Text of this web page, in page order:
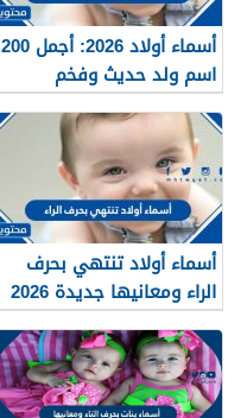
أسماء أولاد 2026: أجمل 200
اسم ولد حديث وفخم
بمعاني قوية
أسماء أولاد تنتهي بحرف
الراء ومعانيها جديدة 2026